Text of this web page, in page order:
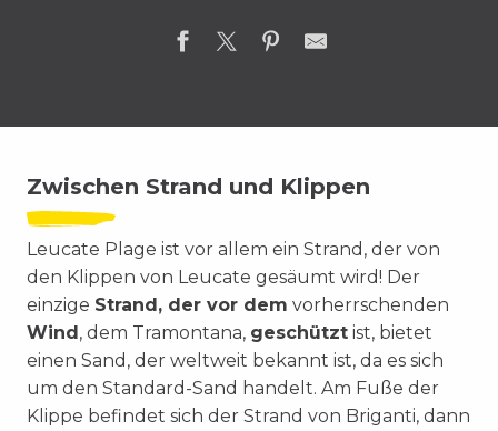
Zwischen Strand und Klippen
Leucate Plage ist vor allem ein Strand, der von
den Klippen von Leucate gesäumt wird! Der
einzige Strand, der vor dem vorherrschenden
Wind, dem Tramontana, geschützt ist, bietet
einen Sand, der weltweit bekannt ist, da es sich
um den Standard-Sand handelt. Am Fuße der
Klippe befindet sich der Strand von Briganti, dann